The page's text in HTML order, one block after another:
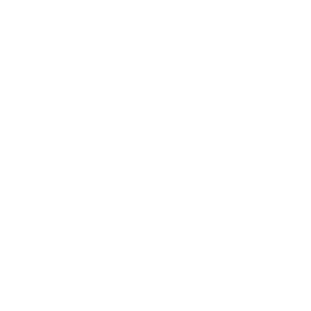
Medien anbieten zu
unserer
diese Informationen
Nutzung der
wie zum
Diese Cookies